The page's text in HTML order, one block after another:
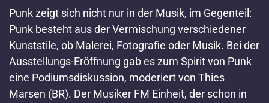
Punk zeigt sich nicht nur in der Musik, im Gegenteil:
Punk besteht aus der Vermischung verschiedener
Kunststile, ob Malerei, Fotografie oder Musik. Bei der
Ausstellungs-Eröffnung gab es zum Spirit von Punk
eine Podiumsdiskussion, moderiert von Thies
Marsen (BR). Der Musiker FM Einheit, der schon in